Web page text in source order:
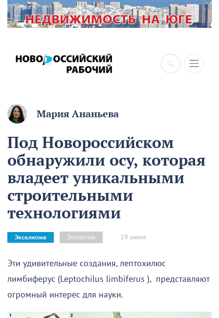
×
Мария Ананьева
Под Новороссийском
обнаружили осу, которая
владеет уникальными
строительными
технологиями
Эксклюзив Экология 19 июня
Эти удивительные создания, лептохилюс
лимбиферус (Leptochilus limbiferus ), представляют
огромный интерес для науки.